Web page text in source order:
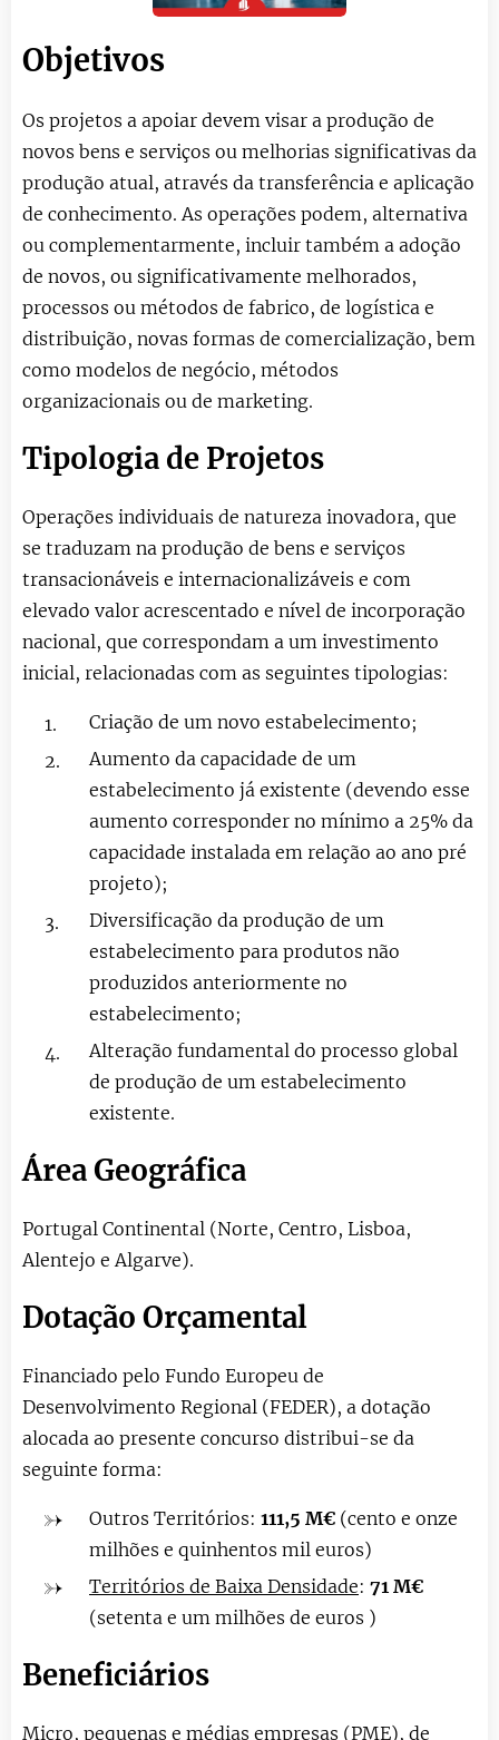
Objetivos
Os projetos a apoiar devem visar a produção de
novos bens e serviços ou melhorias significativas da
produção atual, através da transferência e aplicação
de conhecimento. As operações podem, alternativa
ou complementarmente, incluir também a adoção
de novos, ou significativamente melhorados,
processos ou métodos de fabrico, de logística e
distribuição, novas formas de comercialização, bem
como modelos de negócio, métodos
organizacionais ou de marketing.
Tipologia de Projetos
Operações individuais de natureza inovadora, que
se traduzam na produção de bens e serviços
transacionáveis e internacionalizáveis e com
elevado valor acrescentado e nível de incorporação
nacional, que correspondam a um investimento
inicial, relacionadas com as seguintes tipologias:
Criação de um novo estabelecimento;
Aumento da capacidade de um
estabelecimento já existente (devendo esse
aumento corresponder no mínimo a 25% da
capacidade instalada em relação ao ano pré
projeto);
Diversificação da produção de um
estabelecimento para produtos não
produzidos anteriormente no
estabelecimento;
Alteração fundamental do processo global
de produção de um estabelecimento
existente.
Área Geográfica
Portugal Continental (Norte, Centro, Lisboa,
Alentejo e Algarve).
Dotação Orçamental
Financiado pelo Fundo Europeu de
Desenvolvimento Regional (FEDER), a dotação
alocada ao presente concurso distribui-se da
seguinte forma:
Outros Territórios: 111,5 M€ (cento e onze
milhões e quinhentos mil euros)
Territórios de Baixa Densidade: 71 M€
(setenta e um milhões de euros )
Beneficiários
Micro, pequenas e médias empresas (PME), de